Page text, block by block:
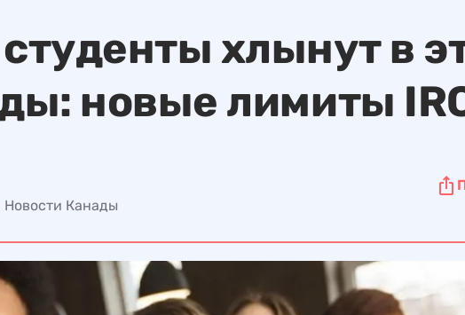
хлынут в
новые лимиты
Новости Канады